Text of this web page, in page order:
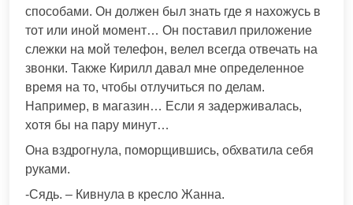
способами. Он должен был знать где я нахожусь в
тот или иной момент… Он поставил приложение
слежки на мой телефон, велел всегда отвечать на
звонки. Также Кирилл давал мне определенное
время на то, чтобы отлучиться по делам.
Например, в магазин… Если я задерживалась,
хотя бы на пару минут…
Она вздрогнула, поморщившись, обхватила себя
руками.
-Сядь. – Кивнула в кресло Жанна.